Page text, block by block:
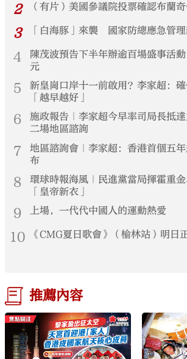
2 （有片）美國參議院投票確認布蘭
3 「白海豚」來襲 國家防總應急管
4
陳茂波預告下半年辦逾百場盛事活
元
5
新皇崗口岸十一前啟用？李家超：
「越早越好」
6
施政報告｜李家超今早率司局長抵
二場地區諮詢
7
地區諮詢會｜李家超：香港首個五
布
8
環球時報海風｜民進黨當局揮霍重
「皇帝新衣」
9 上場，一代代中國人的運動熱愛
10 《CMG夏日歌會》（榆林站）明日
推薦內容